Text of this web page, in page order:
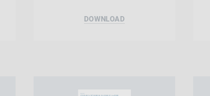
DOWNLOAD